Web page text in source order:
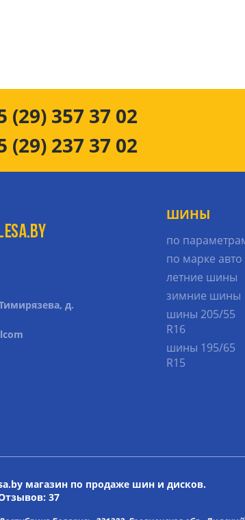
(29) 357 37 02
(29) 237 37 02
д.
ШИНЫ
по
по марке авто
летние шины
зимние шины
шины 205/55
R16
шины 195/65
R15
магазин по продаже шин и дисков.
37